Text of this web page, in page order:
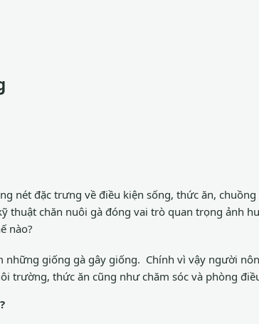
nét đặc trưng về điều kiện sống, thức ăn,
thuật chăn nuôi gà đóng vai trò quan trọng ảnh
nào?
những giống gà gây giống. Chính vì vậy người
trường, thức ăn cũng như chăm sóc và phòng